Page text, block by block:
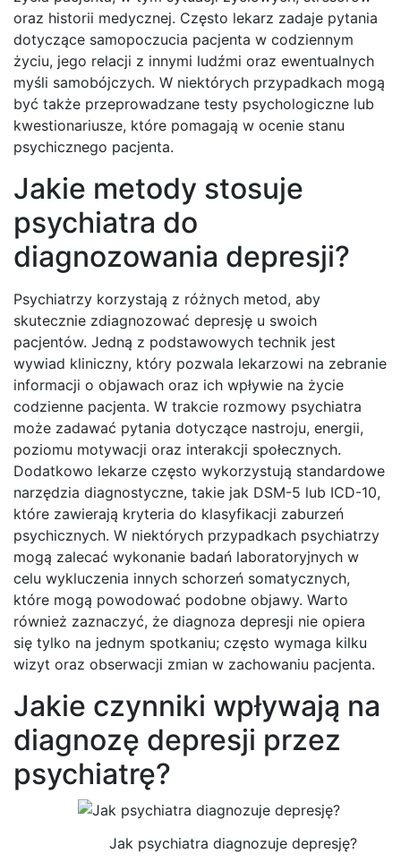
oraz historii medycznej. Często lekarz zadaje pytania
dotyczące samopoczucia pacjenta w codziennym
życiu, jego relacji z innymi ludźmi oraz ewentualnych
myśli samobójczych. W niektórych przypadkach mogą
być także przeprowadzane testy psychologiczne lub
kwestionariusze, które pomagają w ocenie stanu
psychicznego pacjenta.
Jakie metody stosuje
psychiatra do
diagnozowania depresji?
Psychiatrzy korzystają z różnych metod, aby
skutecznie zdiagnozować depresję u swoich
pacjentów. Jedną z podstawowych technik jest
wywiad kliniczny, który pozwala lekarzowi na zebranie
informacji o objawach oraz ich wpływie na życie
codzienne pacjenta. W trakcie rozmowy psychiatra
może zadawać pytania dotyczące nastroju, energii,
poziomu motywacji oraz interakcji społecznych.
Dodatkowo lekarze często wykorzystują standardowe
narzędzia diagnostyczne, takie jak DSM-5 lub ICD-10,
które zawierają kryteria do klasyfikacji zaburzeń
psychicznych. W niektórych przypadkach psychiatrzy
mogą zalecać wykonanie badań laboratoryjnych w
celu wykluczenia innych schorzeń somatycznych,
które mogą powodować podobne objawy. Warto
również zaznaczyć, że diagnoza depresji nie opiera
się tylko na jednym spotkaniu; często wymaga kilku
wizyt oraz obserwacji zmian w zachowaniu pacjenta.
Jakie czynniki wpływają na
diagnozę depresji przez
psychiatrę?
Jak psychiatra diagnozuje depresję?